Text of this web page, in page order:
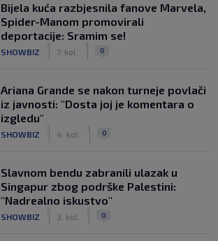
Bijela kuća razbjesnila fanove Marvela,
Spider-Manom promovirali
deportacije: Sramim se!
SHOWBIZ 7. kol. 0
Ariana Grande se nakon turneje povlači
iz javnosti: "Dosta joj je komentara o
izgledu"
SHOWBIZ 4. kol. 0
Slavnom bendu zabranili ulazak u
Singapur zbog podrške Palestini:
"Nadrealno iskustvo"
SHOWBIZ 3. kol. 0